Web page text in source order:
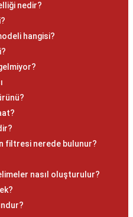
nedir?
hangisi?
filtresi nerede bulunur?
nasıl oluşturulur?